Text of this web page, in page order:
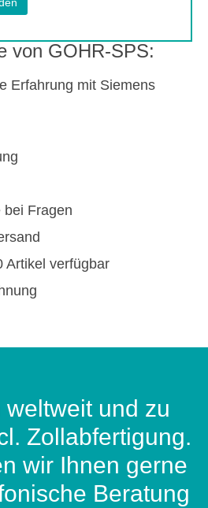
von GOHR-SPS:
Erfahrung mit Siemens
bei Fragen
Artikel verfügbar
und zu
Zollabfertigung.
wir Ihnen gerne
Beratung